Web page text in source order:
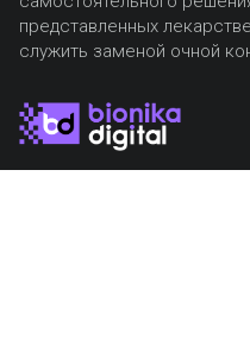
представленных
служить заменой очной